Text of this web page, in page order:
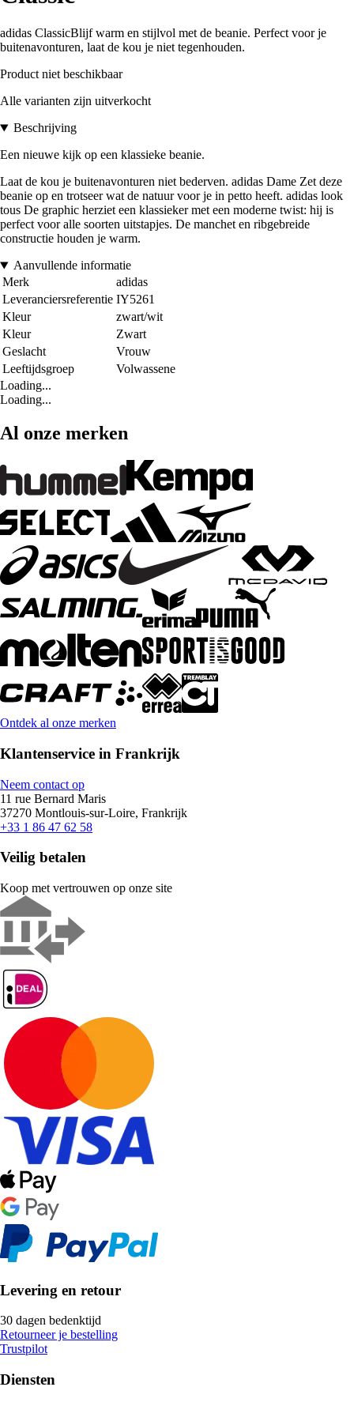
adidas ClassicBlijf warm en stijlvol met de beanie. Perfect voor je
buitenavonturen, laat de kou je niet tegenhouden.
Product niet beschikbaar
Alle varianten zijn uitverkocht
Beschrijving
Een nieuwe kijk op een klassieke beanie.
Laat de kou je buitenavonturen niet bederven. adidas Dame Zet deze
beanie op en trotseer wat de natuur voor je in petto heeft. adidas look
tous De graphic herziet een klassieker met een moderne twist: hij is
perfect voor alle soorten uitstapjes. De manchet en ribgebreide
constructie houden je warm.
Aanvullende informatie
Merk
adidas
Leveranciersreferentie IY5261
Kleur
zwart/wit
Kleur
Zwart
Geslacht
Vrouw
Leeftijdsgroep
Volwassene
Loading...
Loading...
Al onze merken
Ontdek al onze merken
Klantenservice in Frankrijk
Neem contact op
11 rue Bernard Maris
37270 Montlouis-sur-Loire, Frankrijk
+33 1 86 47 62 58
Veilig betalen
Koop met vertrouwen op onze site
Levering en retour
30 dagen bedenktijd
Retourneer je bestelling
Trustpilot
Diensten